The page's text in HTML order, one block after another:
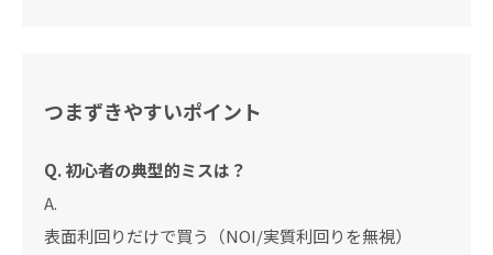
つまずきやすいポイント
Q. 初心者の典型的ミスは？
A.
表面利回りだけで買う（NOI/実質利回りを無視）